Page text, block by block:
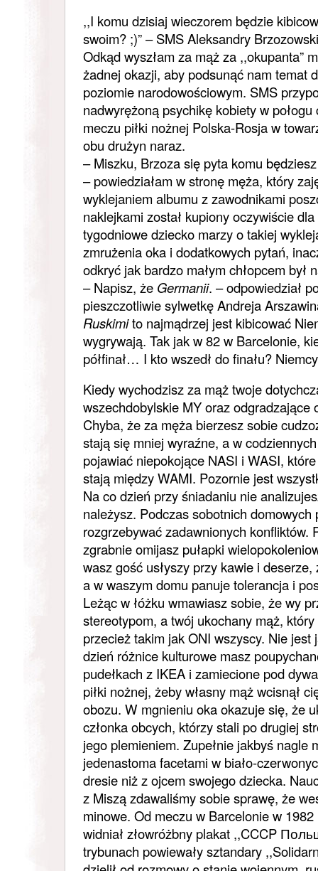
,,I komu dzisiaj wieczorem będzie
swoim? ;)” – SMS Aleksandry
Odkąd wyszłam za mąż za ,,okupanta”
żadnej okazji, aby podsunąć nam temat
poziomie narodowościowym. SMS
nadwyrężoną psychikę kobiety w
meczu piłki nożnej Polska-Rosja w
obu drużyn naraz.
– Miszku, Brzoza się pyta komu
– powiedziałam w stronę męża, który
wyklejaniem albumu z zawodnikami
naklejkami został kupiony oczywiście
tygodniowe dziecko marzy o takiej
zmrużenia oka i dodatkowych pytań,
odkryć jak bardzo małym chłopcem był
– Napisz, że Germanii. – odpowiedział
pieszczotliwie sylwetkę Andreja
Ruskimito najmądrzej jest kibicować
wygrywają. Tak jak w 82 w Barcelonie,
półfinał… I kto wszedł do finału?
Kiedy wychodzisz za mąż twoje
wszechdobylskie MY oraz odgradzające
Chyba, że za męża bierzesz sobie
stają się mniej wyraźne, a w
pojawiać niepokojące NASI i WASI,
stają między WAMI. Pozornie jest
Na co dzień przy śniadaniu nie
należysz. Podczas sobotnich
rozgrzebywać zadawnionych konfliktów.
zgrabnie omijasz pułapki
wasz gość usłyszy przy kawie i
a w waszym domu panuje tolerancja i
Leżąc w łóżku wmawiasz sobie, że wy
stereotypom, a twój ukochany mąż,
przecież takim jak ONI wszyscy. Nie
dzień różnice kulturowe masz
pudełkach z IKEA i zamiecione pod
piłki nożnej, żeby własny mąż wcisnął
obozu. W mgnieniu oka okazuje się, że
członka obcych, którzy stali po drugiej
jego plemieniem. Zupełnie jakbyś nagle
jedenastoma facetami w biało-
dresie niż z ojcem swojego dziecka.
z Miszą zdawaliśmy sobie sprawę, że
minowe. Od meczu w Barcelonie w
widniał złowróżbny plakat ,,CCCP
trybunach powiewały sztandary